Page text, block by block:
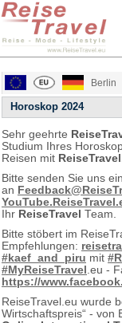
Berlin
Horoskop 2024
Sehr geehrte
Studium Ihres
Reisen mit
Bitte senden Sie uns
an
Ihr ReiseTravel Team.
Bitte stöbert im
Empfehlungen:
#kaef_and_piru mit
#MyReiseTravel .eu -
https://
ReiseTravel.eu wurde
Wirtschaftspreis“ - von